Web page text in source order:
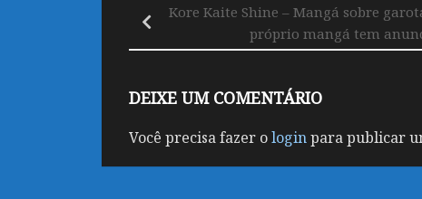
Kore Kaite Shine – Mangá sobre
próprio mangá tem
DEIXE UM COMENTÁRIO
Você precisa fazer ologinpara publicar